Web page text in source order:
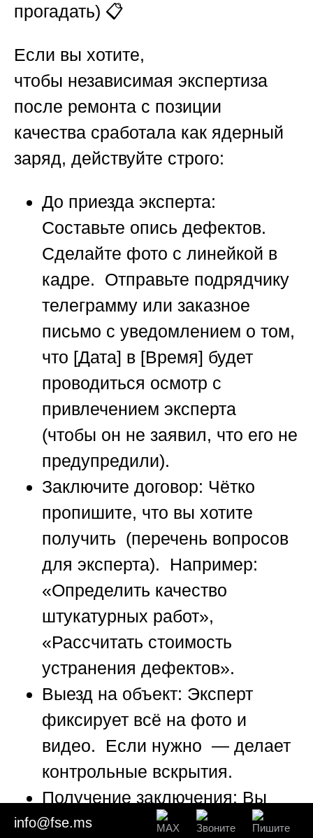
прогадать) 📋
Если вы хотите,
чтобы независимая экспертиза
после ремонта с позиции
качества сработала как ядерный
заряд, действуйте строго:
До приезда эксперта:
Составьте опись дефектов.
Сделайте фото с линейкой в
кадре. Отправьте подрядчику
телеграмму или заказное
письмо с уведомлением о том,
что [Дата] в [Время] будет
проводиться осмотр с
привлечением эксперта
(чтобы он не заявил, что его не
предупредили).
Заключите договор: Чётко
пропишите, что вы хотите
получить (перечень вопросов
для эксперта). Например:
«Определить качество
штукатурных работ»,
«Рассчитать стоимость
устранения дефектов».
Выезд на объект: Эксперт
фиксирует всё на фото и
видео. Если нужно — делает
контрольные вскрытия.
Получение заключения: Вы
получаете официальный
info@fse.ms